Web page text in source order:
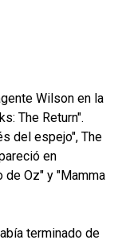
Wilson en la
The Return".
del espejo", The
en
de Oz" y "Mamma
terminado de